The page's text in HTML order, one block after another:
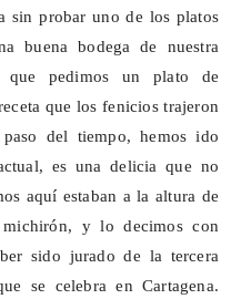
sin probar uno de los platos
buena bodega de nuestra
pedimos un plato de
que los fenicios trajeron
del tiempo, hemos ido
es una delicia que no
aquí estaban a la altura de
michirón, y lo decimos con
sido jurado de la tercera
se celebra en Cartagena.